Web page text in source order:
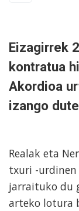
Eizagirrek
kontratua
Akordioa
izango
Realak eta
txuri -
jarraituko du
arteko lotura